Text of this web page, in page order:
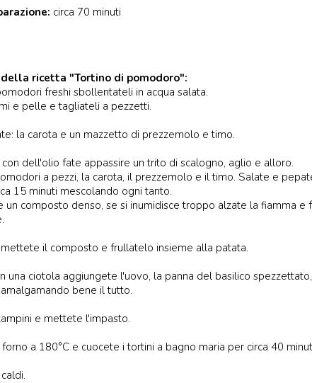
circa 70 minuti
della ricetta "Tortino di pomodoro":
freshi sbollentateli in acqua salata.
e pelle e tagliateli a pezzetti.
la carota e un mazzetto di prezzemolo e timo.
dell'olio fate appassire un trito di scalogno, aglio e alloro.
a pezzi, la carota, il prezzemolo e il timo. Salate e
15 minuti mescolando ogni tanto.
un composto denso, se si inumidisce troppo alzate la fiamma e
il composto e frullatelo insieme alla patata.
una ciotola aggiungete l'uovo, la panna del basilico
bene il tutto.
e mettete l'impasto.
a 180°C e cuocete i tortini a bagno maria per circa 40